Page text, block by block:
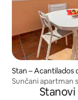
Stan – Acantilados
Sunčani apartman